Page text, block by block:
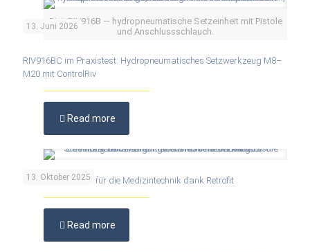
Rivit RIV916B — hydropneumatische Setzeinheit mit Pistole
und Anschlussschlauch.
13. Juni 2026
RIV916BC im Praxistest: Hydropneumatisches Setzwerkzeug M8–
M20 mit ControlRiv
Read more
13. Oktober 2025
Höchste Präzision für die Medizintechnik dank Retrofit
Read more